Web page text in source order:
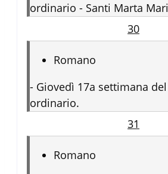
ordinario - Santi Marta
30
Romano
- Giovedì 17a settimana
ordinario.
31
Romano